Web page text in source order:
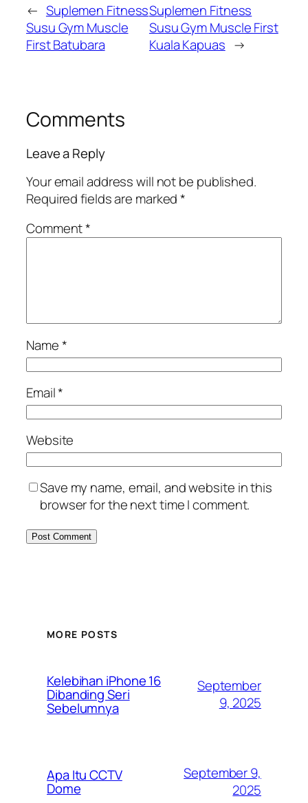
← Suplemen Fitness
Susu Gym Muscle
First Batubara
Suplemen Fitness
Susu Gym Muscle First
Kuala Kapuas →
Comments
Leave a Reply
Your email address will not be published.
Required fields are marked*
Comment*
Name*
Email*
Website
Save my name, email, and website in this
browser for the next time I comment.
MORE POSTS
Kelebihan iPhone 16
Dibanding Seri
Sebelumnya
September
9, 2025
Apa Itu CCTV
Dome
September 9,
2025